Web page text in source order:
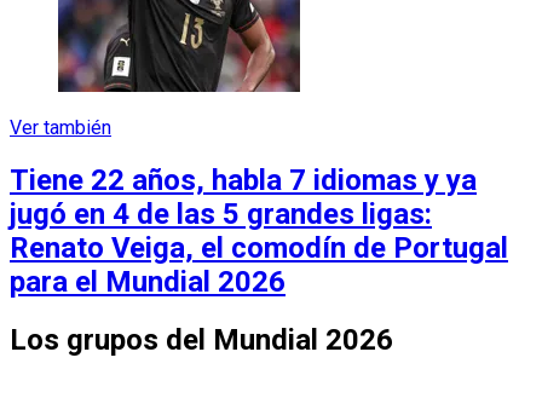
Ver también
Tiene 22 años, habla 7 idiomas y ya
jugó en 4 de las 5 grandes ligas:
Renato Veiga, el comodín de Portugal
para el Mundial 2026
Los grupos del Mundial 2026